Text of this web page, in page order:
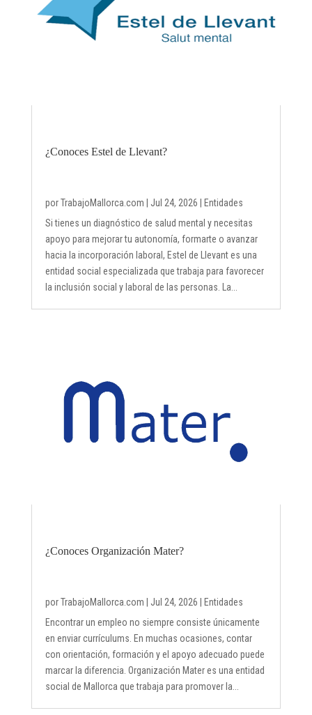
¿Conoces Estel de Llevant?
porTrabajoMallorca.com Jul 24, 2026
Entidades
Si tienes un diagnóstico de salud mental y necesitas
apoyo para mejorar tu autonomía, formarte o avanzar
hacia la incorporación laboral, Estel de Llevant es una
entidad social especializada que trabaja para favorecer
la inclusión social y laboral de las personas. La...
¿Conoces Organización Mater?
porTrabajoMallorca.com Jul 24, 2026
Entidades
Encontrar un empleo no siempre consiste únicamente
en enviar currículums. En muchas ocasiones, contar
con orientación, formación y el apoyo adecuado puede
marcar la diferencia. Organización Mater es una entidad
social de Mallorca que trabaja para promover la...